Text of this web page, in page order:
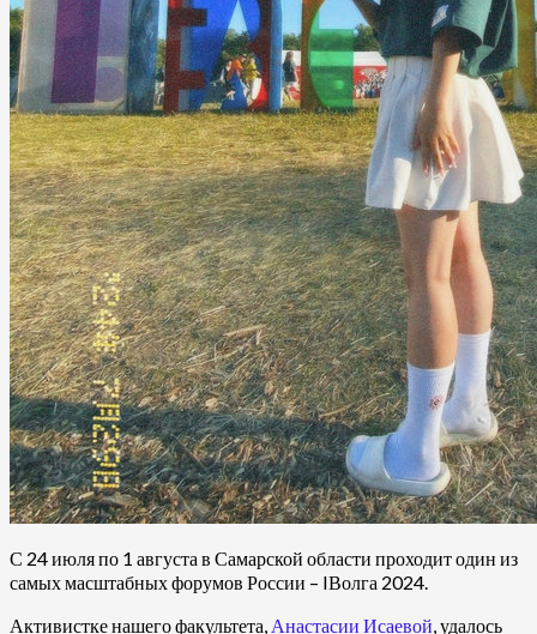
С 24 июля по 1 августа в Самарской области проходит один из
самых масштабных форумов России – IВолга 2024.
Активистке нашего факультета, Анастасии Исаевой, удалось